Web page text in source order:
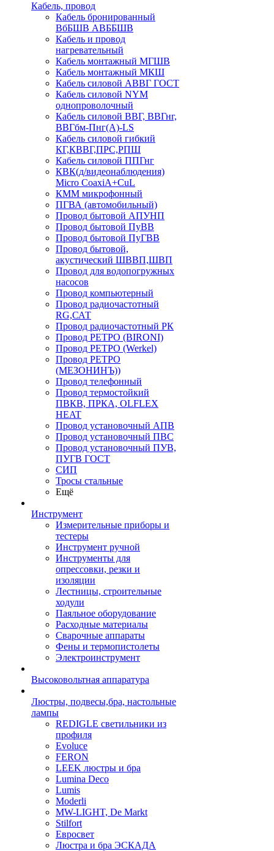
Кабель, провод
Кабель бронированный
ВбБШВ АВББШВ
Кабель и провод
нагревательный
Кабель монтажный МГШВ
Кабель монтажный МКШ
Кабель силовой АВВГ ГОСТ
Кабель силовой NYM
однопроволочный
Кабель силовой ВВГ, ВВГнг,
ВВГбм-Пнг(А)-LS
Кабель силовой гибкий
КГ,КВВГ,ПРС,РПШ
Кабель силовой ППГнг
КВК(д/видеонаблюдения)
Micro CoaxiA+CuL
КММ микрофонный
ПГВА (автомобильный)
Провод бытовой АПУНП
Провод бытовой ПуВВ
Провод бытовой ПуГВВ
Провод бытовой,
акустический ШВВП,ШВП
Провод для водопогружных
насосов
Провод компьютерный
Провод радиочастотный
RG,САТ
Провод радиочастотный РК
Провод РЕТРО (BIRONI)
Провод РЕТРО (Werkel)
Провод РЕТРО
(МЕЗОНИНЪ))
Провод телефонный
Провод термостойкий
ПВКВ, ПРКА, OLFLEX
HEAT
Провод установочный АПВ
Провод установочный ПВС
Провод установочный ПУВ,
ПУГВ ГОСТ
СИП
Тросы стальные
Ещё
Инструмент
Измерительные приборы и
тестеры
Инструмент ручной
Инструменты для
опрессовки, резки и
изоляции
Лестницы, строительные
ходули
Паяльное оборудование
Расходные материалы
Сварочные аппараты
Фены и термопистолеты
Электроинструмент
Высоковольтная аппаратура
Люстры, подвесы,бра, настольные
лампы
REDIGLE светильники из
профиля
Evoluce
FERON
LEEK люстры и бра
Lumina Deco
Lumis
Moderli
MW-LIGHT, De Markt
Stilfort
Евросвет
Люстра и бра ЭСКАДА